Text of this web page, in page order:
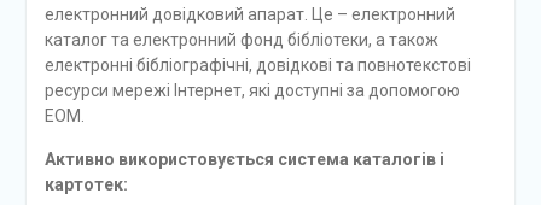
електронний довідковий апарат. Це – електронний
каталог та електронний фонд бібліотеки, а також
електронні бібліографічні, довідкові та повнотекстові
ресурси мережі Інтернет, які доступні за допомогою
ЕОМ.
Активно використовується система каталогів і
картотек: